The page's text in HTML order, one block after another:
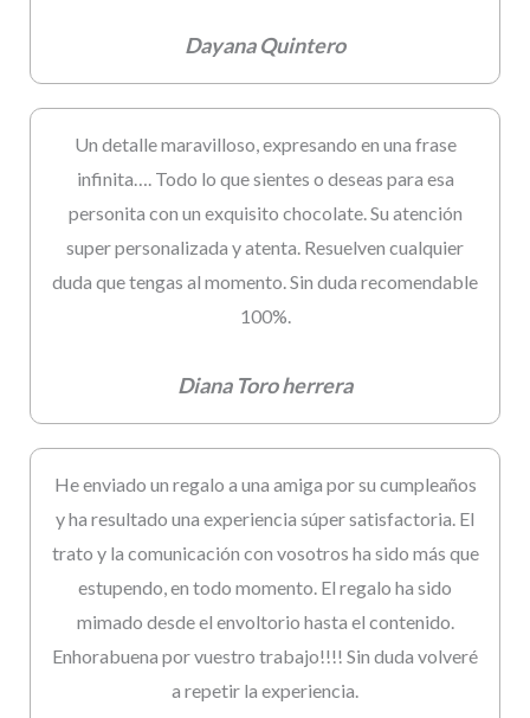
Dayana Quintero
Un detalle maravilloso, expresando en una frase
infinita…. Todo lo que sientes o deseas para esa
personita con un exquisito chocolate. Su atención
super personalizada y atenta. Resuelven cualquier
duda que tengas al momento. Sin duda recomendable
100%.
Diana Toro herrera
He enviado un regalo a una amiga por su cumpleaños
y ha resultado una experiencia súper satisfactoria. El
trato y la comunicación con vosotros ha sido más que
estupendo, en todo momento. El regalo ha sido
mimado desde el envoltorio hasta el contenido.
Enhorabuena por vuestro trabajo!!!! Sin duda volveré
a repetir la experiencia.